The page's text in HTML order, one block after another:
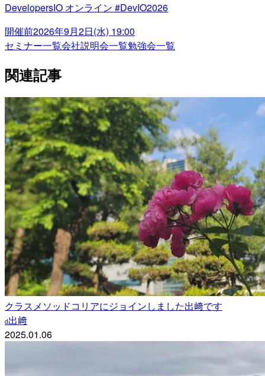
DevelopersIO オンライン #DevIO2026
開催前2026年9月2日(水) 19:00
セミナー一覧会社説明会一覧勉強会一覧
関連記事
クラスメソッドコリアにジョインしました出﨑です
d出﨑
2025.01.06